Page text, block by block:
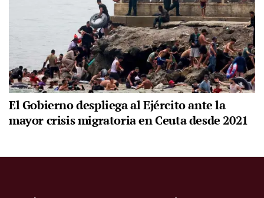
El Gobierno despliega al Ejército ante la
mayor crisis migratoria en Ceuta desde 2021